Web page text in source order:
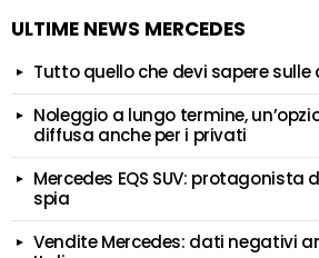
ULTIME NEWS MERCEDES
Tutto quello che devi sapere sulle
Noleggio a lungo termine,
diffusa anche per i privati
Mercedes EQS SUV: protagonista
spia
Vendite Mercedes: dati negativi